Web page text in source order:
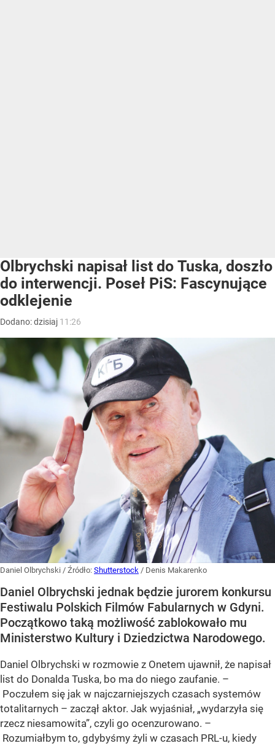
Olbrychski napisał list do Tuska, doszło
do interwencji. Poseł PiS: Fascynujące
odklejenie
Dodano:dzisiaj 11:26
Daniel Olbrychski / Źródło: Shutterstock / Denis Makarenko
Daniel Olbrychski jednak będzie jurorem konkursu
Festiwalu Polskich Filmów Fabularnych w Gdyni.
Początkowo taką możliwość zablokowało mu
Ministerstwo Kultury i Dziedzictwa Narodowego.
Daniel Olbrychski w rozmowie z Onetem ujawnił, że napisał
list do Donalda Tuska, bo ma do niego zaufanie. –
Poczułem się jak w najczarniejszych czasach systemów
totalitarnych – zaczął aktor. Jak wyjaśniał, „wydarzyła się
rzecz niesamowita”, czyli go ocenzurowano. –
Rozumiałbym to, gdybyśmy żyli w czasach PRL-u, kiedy